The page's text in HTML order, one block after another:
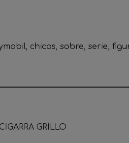
chicos sobre serie
GRILLO